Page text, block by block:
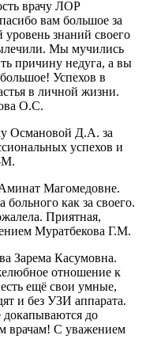
врачу ЛОР
вам большое за
знаний своего
Мы мучились
причину недуга, а вы
Успехов в
в личной жизни.
О.С.
Османовой Д.А. за
успехов и
М.
Магомедовне.
больного как за своего.
Приятная,
Муратбекова Г.М.
Зарема Касумовна.
отношение к
ещё свои умные,
и без УЗИ аппарата.
докапываются до
врачам! С уважением